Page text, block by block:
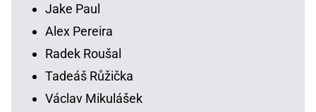
Jake Paul
Alex Pereira
Radek Roušal
Tadeáš Růžička
Václav Mikulášek